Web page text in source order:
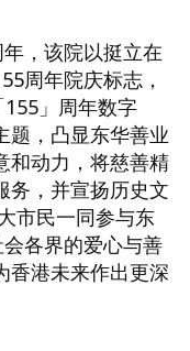
，该院以挺立在
周年院庆标志，
」周年数字
题，凸显东华善业
和动力，将慈善精
务，并宣扬历史文
市民一同参与东
各界的爱心与善
香港未来作出更深